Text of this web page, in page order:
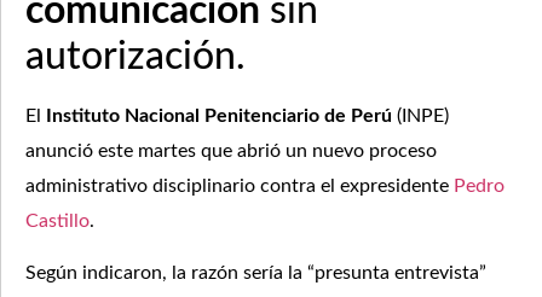
comunicación sin
autorización.
El Instituto Nacional Penitenciario de Perú (INPE)
anunció este martes que abrió un nuevo proceso
administrativo disciplinario contra el expresidente Pedro
Castillo.
Según indicaron, la razón sería la “presunta entrevista”